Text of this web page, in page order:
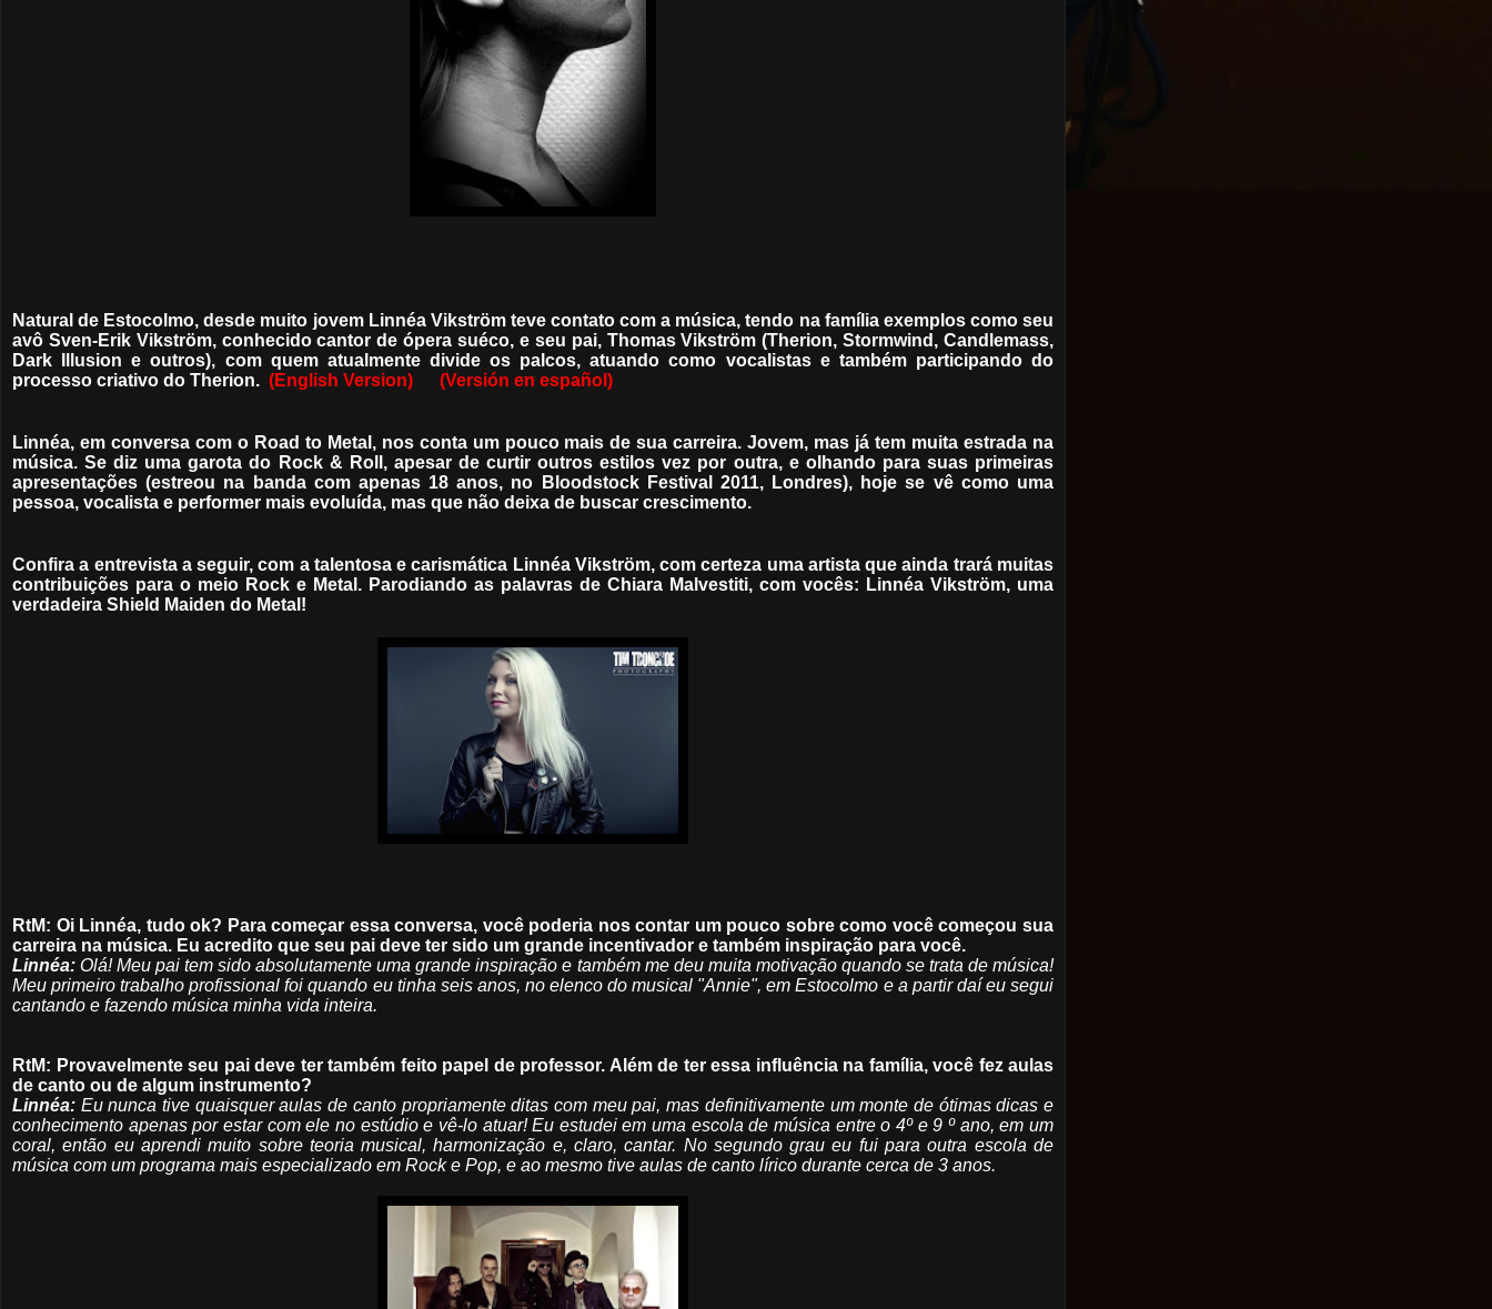
Natural de Estocolmo, desde muito jovem Linnéa Vikström teve contato com a música, tendo na família exemplos como seu
avô Sven-Erik Vikström, conhecido cantor de ópera suéco, e seu pai, Thomas Vikström (Therion, Stormwind, Candlemass,
Dark Illusion e outros), com quem atualmente divide os palcos, atuando como vocalistas e também participando do
processo criativo do Therion. (English Version) (Versión en español)
Linnéa, em conversa com o Road to Metal, nos conta um pouco mais de sua carreira. Jovem, mas já tem muita estrada na
música. Se diz uma garota do Rock & Roll, apesar de curtir outros estilos vez por outra, e olhando para suas primeiras
apresentações (estreou na banda com apenas 18 anos, no Bloodstock Festival 2011, Londres), hoje se vê como uma
pessoa, vocalista e performer mais evoluída, mas que não deixa de buscar crescimento.
Confira a entrevista a seguir, com a talentosa e carismática Linnéa Vikström, com certeza uma artista que ainda trará muitas
contribuições para o meio Rock e Metal. Parodiando as palavras de Chiara Malvestiti, com vocês: Linnéa Vikström, uma
verdadeira Shield Maiden do Metal!
RtM: Oi Linnéa, tudo ok? Para começar essa conversa, você poderia nos contar um pouco sobre como você começou sua
carreira na música. Eu acredito que seu pai deve ter sido um grande incentivador e também inspiração para você.
Linnéa: Olá! Meu pai tem sido absolutamente uma grande inspiração e também me deu muita motivação quando se trata de música!
Meu primeiro trabalho profissional foi quando eu tinha seis anos, no elenco do musical "Annie", em Estocolmo e a partir daí eu segui
cantando e fazendo música minha vida inteira.
RtM: Provavelmente seu pai deve ter também feito papel de professor. Além de ter essa influência na família, você fez aulas
de canto ou de algum instrumento?
Linnéa: Eu nunca tive quaisquer aulas de canto propriamente ditas com meu pai, mas definitivamente um monte de ótimas dicas e
conhecimento apenas por estar com ele no estúdio e vê-lo atuar! Eu estudei em uma escola de música entre o 4º e 9 º ano, em um
coral, então eu aprendi muito sobre teoria musical, harmonização e, claro, cantar. No segundo grau eu fui para outra escola de
música com um programa mais especializado em Rock e Pop, e ao mesmo tive aulas de canto lírico durante cerca de 3 anos.